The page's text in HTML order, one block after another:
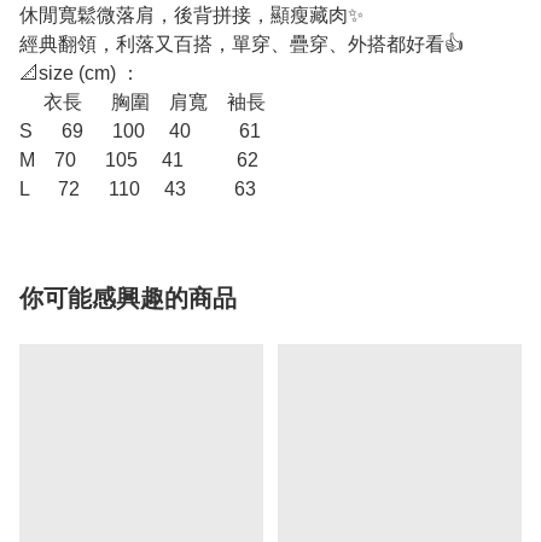
休閒寬鬆微落肩，後背拼接，顯瘦藏肉✨
經典翻領，利落又百搭，單穿、疊穿、外搭都好看👍
📐size (cm) ：
衣長 胸圍 肩寬 袖長
S 69 100 40 61
M 70 105 41 62
L 72 110 43 63
你可能感興趣的商品